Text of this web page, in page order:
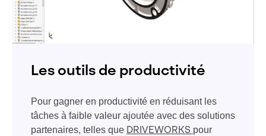
Les outils de productivité
Pour gagner en productivité en réduisant les
tâches à faible valeur ajoutée avec des solutions
partenaires, telles que DRIVEWORKS pour